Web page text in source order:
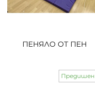
ПЕНЯЛО ОТ ПЕН
Предишен